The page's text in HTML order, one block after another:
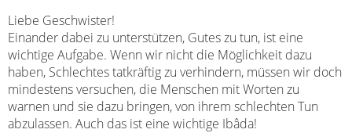
Liebe Geschwister!
Einander dabei zu unterstützen, Gutes zu tun, ist eine
wichtige Aufgabe. Wenn wir nicht die Möglichkeit dazu
haben, Schlechtes tatkräftig zu verhindern, müssen wir doch
mindestens versuchen, die Menschen mit Worten zu
warnen und sie dazu bringen, von ihrem schlechten Tun
abzulassen. Auch das ist eine wichtige Ibâda!